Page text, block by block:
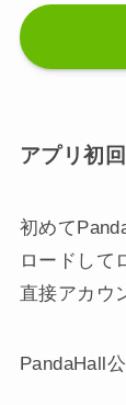
アプリ初
初めて
ロードして
直接アカウ
PandaHall